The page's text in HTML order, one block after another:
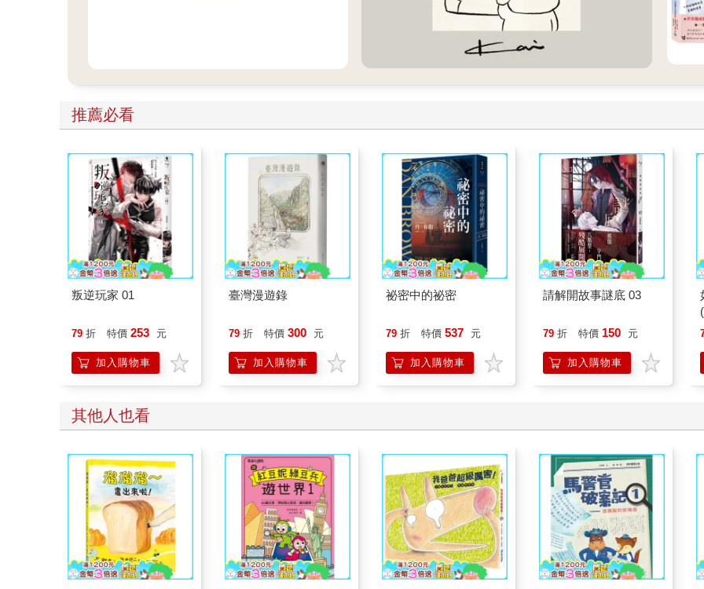
推薦必看
叛逆玩家 01
79 折 特價 253 元
加入購物車
臺灣漫遊錄
79 折 特價 300 元
加入購物車
祕密中的祕密
79 折 特價 537 元
加入購物車
請解開故事謎底 03
79 折 特價 150 元
加入購物車
其他人也看